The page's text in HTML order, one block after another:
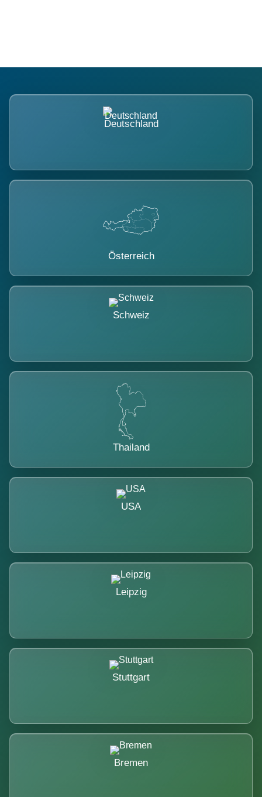
Deutschland
Österreich
Schweiz
Thailand
USA
Leipzig
Stuttgart
Bremen